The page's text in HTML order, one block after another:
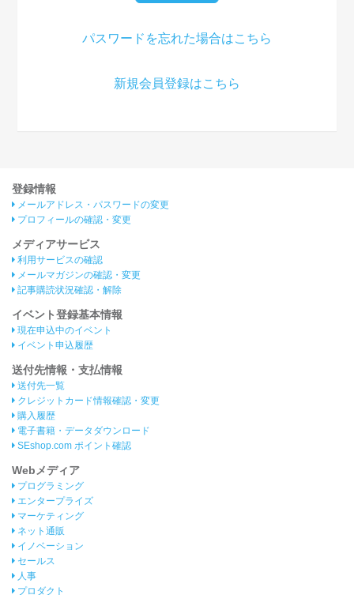
パスワードを忘れた場合はこちら
新規会員登録はこちら
登録情報
メールアドレス・パスワードの変更
プロフィールの確認・変更
メディアサービス
利用サービスの確認
メールマガジンの確認・変更
記事購読状況確認・解除
イベント登録基本情報
現在申込中のイベント
イベント申込履歴
送付先情報・支払情報
送付先一覧
クレジットカード情報確認・変更
購入履歴
電子書籍・データダウンロード
SEshop.com ポイント確認
Webメディア
プログラミング
エンタープライズ
マーケティング
ネット通販
イノベーション
セールス
人事
プロダクト